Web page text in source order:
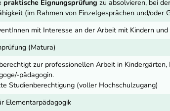
praktische Eignungsprüfung zu absolvieren, bei
(im Rahmen von Einzelgesprächen und/oder
mit Interesse an der Arbeit mit Kindern und
(Matura)
zur professionellen Arbeit in
pädagogin.
Studienberechtigung (voller Hochschulzugang)
Elementarpädagogik